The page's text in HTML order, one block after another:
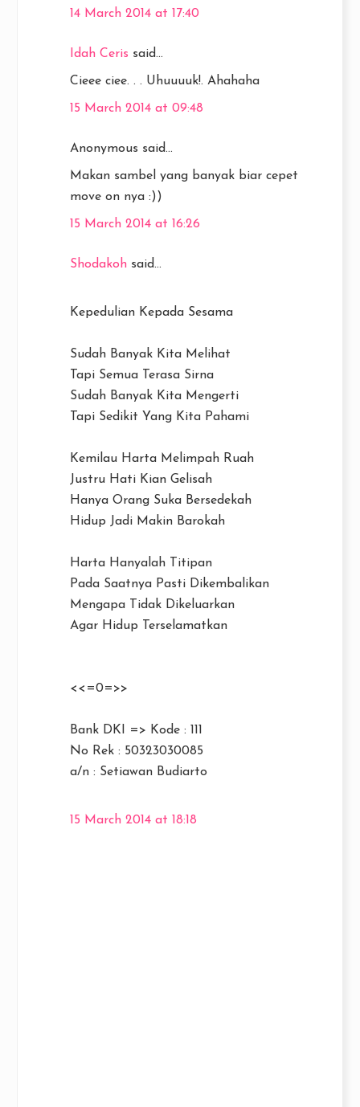
14 March 2014 at 17:40
Idah Ceris said...
Cieee ciee. . . Uhuuuuk!. Ahahaha
15 March 2014 at 09:48
Anonymous said...
Makan sambel yang banyak biar cepet
move on nya :))
15 March 2014 at 16:26
Shodakoh said...
Kepedulian Kepada Sesama
Sudah Banyak Kita Melihat
Tapi Semua Terasa Sirna
Sudah Banyak Kita Mengerti
Tapi Sedikit Yang Kita Pahami
Kemilau Harta Melimpah Ruah
Justru Hati Kian Gelisah
Hanya Orang Suka Bersedekah
Hidup Jadi Makin Barokah
Harta Hanyalah Titipan
Pada Saatnya Pasti Dikembalikan
Mengapa Tidak Dikeluarkan
Agar Hidup Terselamatkan
<<=0=>>
Bank DKI => Kode : 111
No Rek : 50323030085
a/n : Setiawan Budiarto
15 March 2014 at 18:18